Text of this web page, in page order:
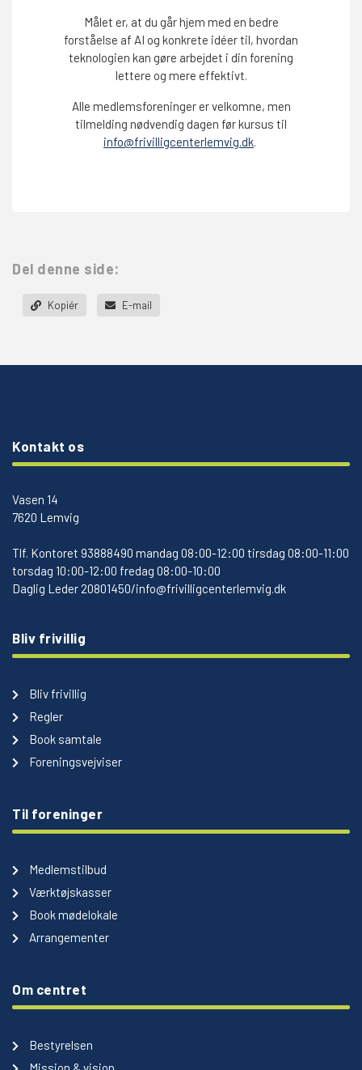
Målet er, at du går hjem med en bedre
forståelse af AI og konkrete idéer til, hvordan
teknologien kan gøre arbejdet i din forening
lettere og mere effektivt.
Alle medlemsforeninger er velkomne, men
tilmelding nødvendig dagen før kursus til
info@frivilligcenterlemvig.dk.
Del denne side:
Kopiér E-mail
Kontakt os
Vasen 14
7620 Lemvig
Tlf. Kontoret 93888490 mandag 08:00-12:00 tirsdag 08:00-11:00
torsdag 10:00-12:00 fredag 08:00-10:00
Daglig Leder 20801450/info@frivilligcenterlemvig.dk
Bliv frivillig
Bliv frivillig
Regler
Book samtale
Foreningsvejviser
Til foreninger
Medlemstilbud
Værktøjskasser
Book mødelokale
Arrangementer
Om centret
Bestyrelsen